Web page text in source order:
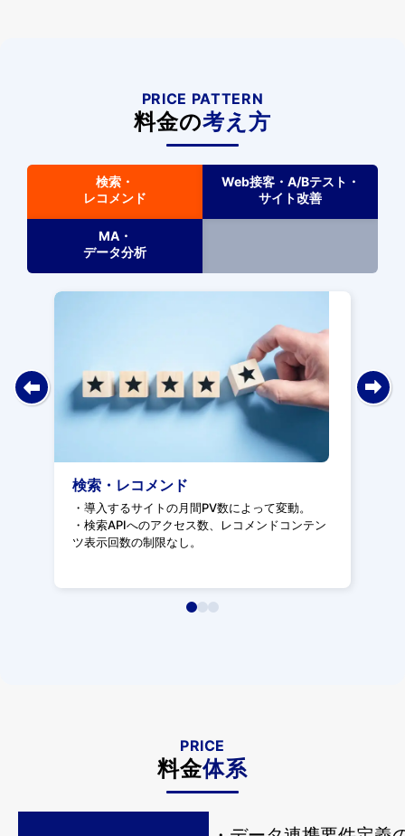
PRICE PATTERN
料金の考え方
検索・
レコメンド
Web接客・A/Bテスト・
サイト改善
MA・
データ分析
検索・レコメンド
・導入するサイトの月間PV数によって変動。
・検索APIへのアクセス数、レコメンドコンテン
ツ表示回数の制限なし。
PRICE
料金体系